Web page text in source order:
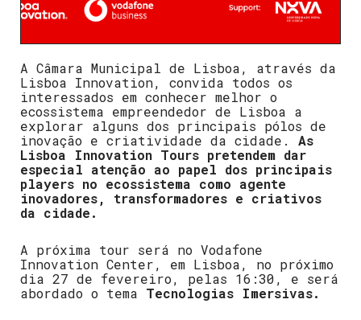
A Câmara Municipal de Lisboa, através da
Lisboa Innovation, convida todos os
interessados em conhecer melhor o
ecossistema empreendedor de Lisboa a
explorar alguns dos principais pólos de
inovação e criatividade da cidade. As
Lisboa Innovation Tours pretendem dar
especial atenção ao papel dos principais
players no ecossistema como agente
inovadores, transformadores e criativos
da cidade.
A próxima tour será no Vodafone
Innovation Center, em Lisboa, no próximo
dia 27 de fevereiro, pelas 16:30, e será
abordado o tema Tecnologias Imersivas.